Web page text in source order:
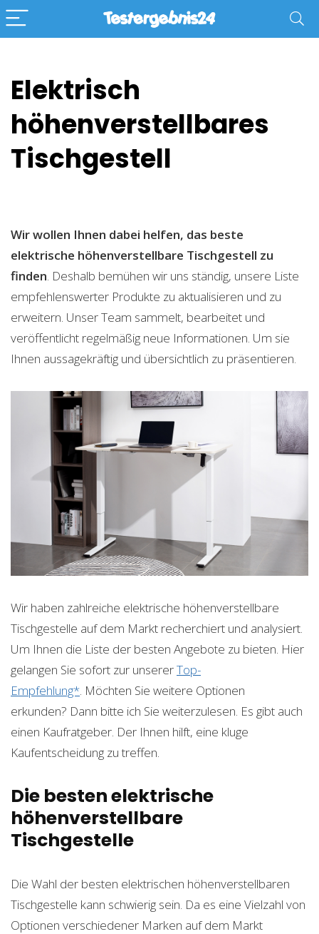
Elektrisch
höhenverstellbares
Tischgestell
Wir wollen Ihnen dabei helfen, das beste
elektrische höhenverstellbare Tischgestell zu
finden. Deshalb bemühen wir uns ständig, unsere Liste
empfehlenswerter Produkte zu aktualisieren und zu
erweitern. Unser Team sammelt, bearbeitet und
veröffentlicht regelmäßig neue Informationen. Um sie
Ihnen aussagekräftig und übersichtlich zu präsentieren.
Wir haben zahlreiche elektrische höhenverstellbare
Tischgestelle auf dem Markt recherchiert und analysiert.
Um Ihnen die Liste der besten Angebote zu bieten. Hier
gelangen Sie sofort zur unsererTop-
Empfehlung* . Möchten Sie weitere Optionen
erkunden? Dann bitte ich Sie weiterzulesen. Es gibt auch
einen Kaufratgeber. Der Ihnen hilft, eine kluge
Kaufentscheidung zu treffen.
Die besten elektrische
höhenverstellbare
Tischgestelle
Die Wahl der besten elektrischen höhenverstellbaren
Tischgestelle kann schwierig sein. Da es eine Vielzahl von
Optionen verschiedener Marken auf dem Markt